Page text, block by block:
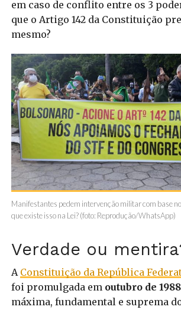
em caso de conflito entre os 3
que o Artigo 142 da Constituição
mesmo?
Manifestantes pedem intervenção militar com base
que existe isso na Lei? (foto: Reprodução/WhatsApp)
Verdade ou
A Constituição da República
foi promulgada emoutubro de 1988
máxima, fundamental e suprema